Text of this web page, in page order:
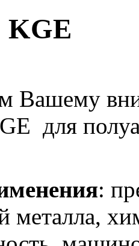
KGE
Вашему
для
:
металла,